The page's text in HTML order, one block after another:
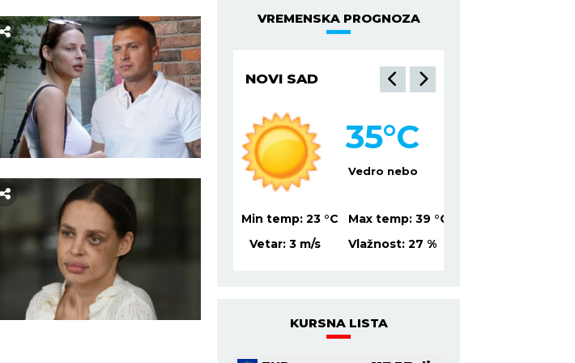
VREMENSKA PROGNOZA
BEOGRAD
33°C
Min temp: 23 °C Max temp:
Vetar:3 m/s
NOVI SAD
Vedro nebo
35°C
Min temp: 23 °C Max temp: 39 °C
Vetar: 3 m/s Vlažnost: 27 %
KURSNA LISTA